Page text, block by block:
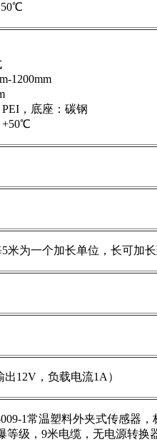
1200mm
，底座：碳钢
+50℃
米为一个加长单位，长可加
12V，负载电流1A）
1常温塑料外夹式传感器，
等级，9米电缆，无电源转换